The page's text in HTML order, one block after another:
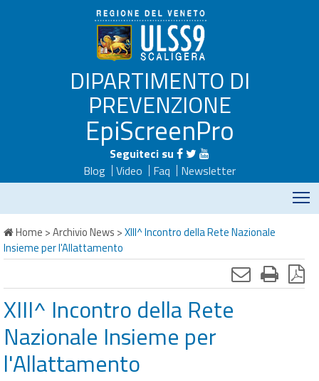
DIPARTIMENTO DI
PREVENZIONE
EpiScreenPro
Seguiteci su
Blog
Video Faq
Newsletter
Home >Archivio News >XIII^ Incontro della Rete Nazionale
Insieme per l'Allattamento
XIII^ Incontro della Rete
Nazionale Insieme per
l'Allattamento